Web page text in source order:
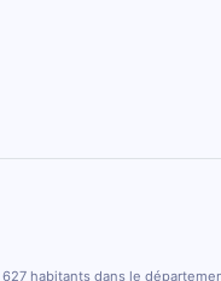
habitants dans le